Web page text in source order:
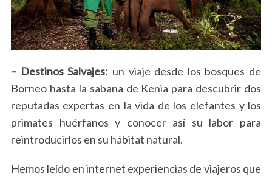
– Destinos Salvajes: un viaje desde los bosques de
Borneo hasta la sabana de Kenia para descubrir dos
reputadas expertas en la vida de los elefantes y los
primates huérfanos y conocer así su labor para
reintroducirlos en su hábitat natural.
Hemos leído en internet experiencias de viajeros que